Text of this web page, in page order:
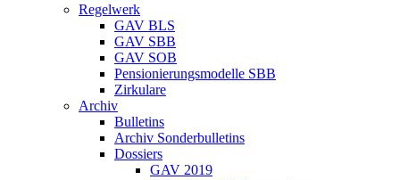
Regelwerk
GAV BLS
GAV SBB
GAV SOB
Pensionierungsmodelle SBB
Zirkulare
Archiv
Bulletins
Archiv Sonderbulletins
Dossiers
GAV 2019